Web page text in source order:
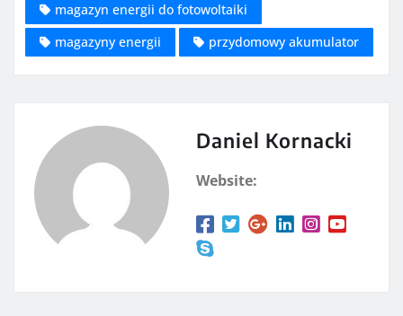
magazyn energii do fotowoltaiki
magazyny energii
przydomowy akumulator
Daniel Kornacki
Website: